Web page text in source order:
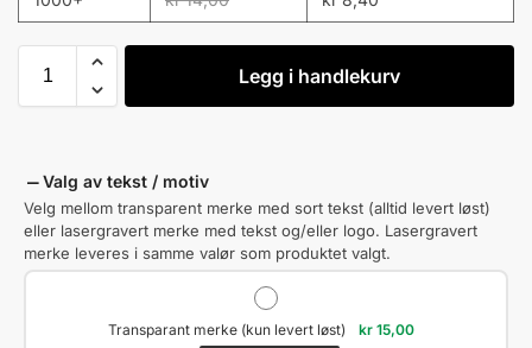
Legg i handlekurv
Valg av tekst / motiv
Velg mellom transparent merke med sort tekst (alltid levert løst)
eller lasergravert merke med tekst og/eller logo. Lasergravert
merke leveres i samme valør som produktet valgt.
Transparant merke (kun levert løst) kr 15,00